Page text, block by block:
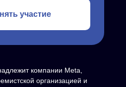
участие
компании Meta,
организацией и